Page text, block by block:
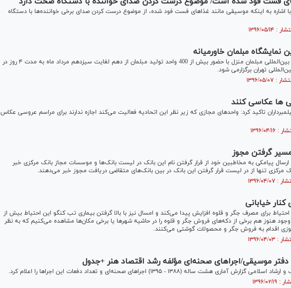
اشاره به اینکه موسیقی مانند غذا‌های فست فود شده، از موضوع درست کردن صدای برخی خواننده‌ها با دستگاه
نمایشگاه مبلمان خاورمیانه
بیست و ششمین نمایشگاه بین‌المللی مبلمان منزل با حضور بیش از 400 واحد تولید مبلمان از دهم لغایت سیزدهم مرداد ماه به مدت ۴ روز در
تهران برگزارمی شود.
ها عکاسی کنند
تاکید کرد: واحدهای مجازی که زیر نظر این اتحادیه فعالیت می‌کند اجازه ندارند برای مراسم عروسی عکاس
گرفتن مجوز
ارسال پیامکی به مخاطبین خود از قرار گرفتن نام این بانک در لیست بانک‌ها و موسسات مجاز بانک مرکزی خبر
مرکزی تنها از در لیست قرار گرفتن این بانک‌ در بین بانک‌های متقاضی دریافت مجوز خبر می‌دهند.
خیابانی
برای مصرف جگر و قلوه افزایش پیدا می‌کند و امسال نیز با بالا گرفتن بیماری تب کنگو این احتیاط بیش از
هنوز هم برخی از دکه‌های فروش جگر و قلوه را در حاشیه شهر‌ها یا برخی مکان‌ها مشاهده می‌کنیم که به نظر
اقدام به فروش جگر و محصولات گوشتی می‌کنند.
دفتر موسیقی/اجراهای صحنه‌ای مؤلفه رشد اقتصاد هنر +جدول
هشت ساله (۱۳۸۸ - ۱۳۹۵) اجراهای صحنه‌ای و تعداد دفعات این اجرا‌ها را اعلام کرد.